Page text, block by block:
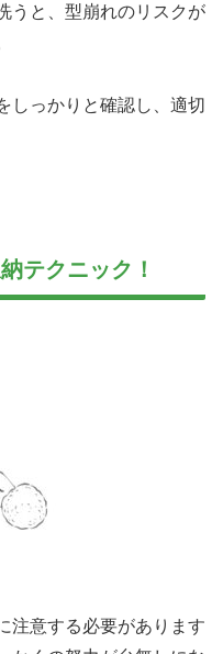
うと、型崩れのリスクが
しっかりと確認し、適切
テクニック！
注意する必要があります